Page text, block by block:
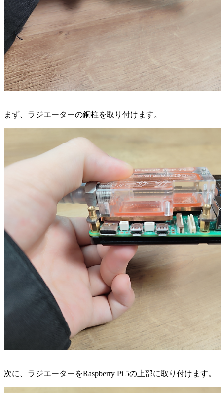
まず、ラジエーターの銅柱を取り付けます。
次に、ラジエーターをRaspberry Pi 5の上部に取り付けます。